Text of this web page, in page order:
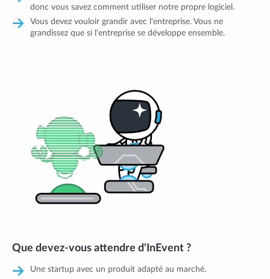
donc vous savez comment utiliser notre propre logiciel.
Vous devez vouloir grandir avec l'entreprise. Vous ne
grandissez que si l'entreprise se développe ensemble.
Que devez-vous attendre d'InEvent ?
Une startup avec un produit adapté au marché.